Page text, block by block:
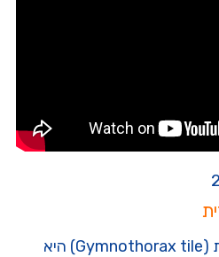
מורנה תאילנדית (Gymnothorax tile) היא